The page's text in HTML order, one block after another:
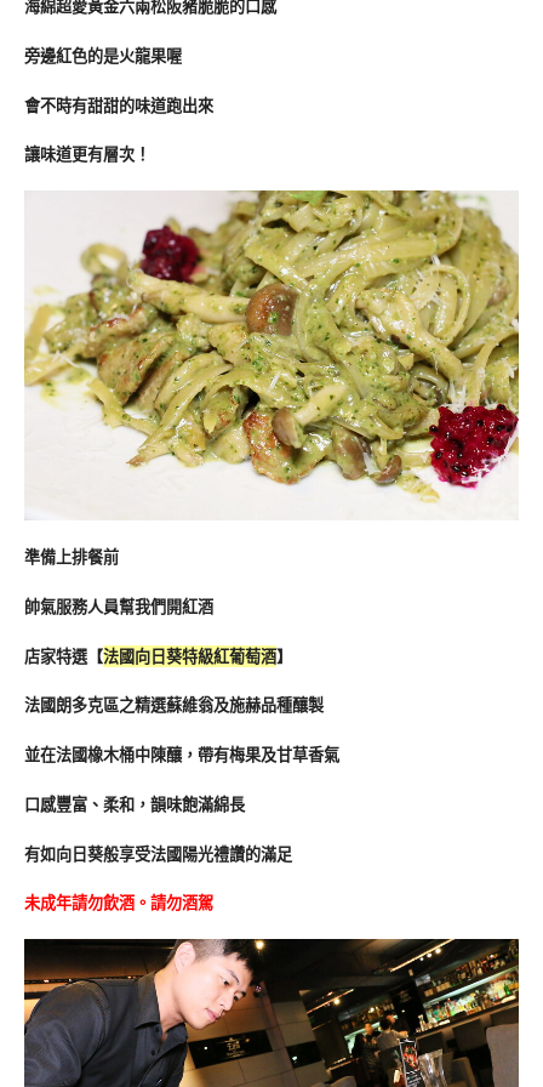
海綿超愛黃金六兩松阪豬脆脆的口感
旁邊紅色的是火龍果喔
會不時有甜甜的味道跑出來
讓味道更有層次！
準備上排餐前
帥氣服務人員幫我們開紅酒
店家特選【法國向日葵特級紅葡萄酒】
法國朗多克區之精選蘇維翁及施赫品種釀製
並在法國橡木桶中陳釀，帶有梅果及甘草香氣
口感豐富、柔和，韻味飽滿綿長
有如向日葵般享受法國陽光禮讚的滿足
未成年請勿飲酒。請勿酒駕